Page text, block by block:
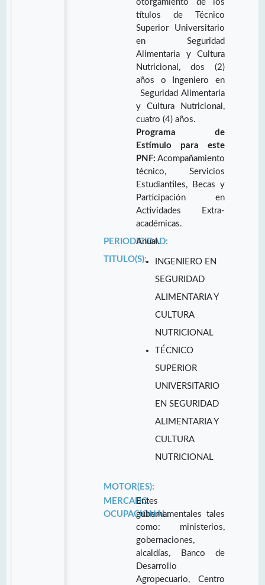
otorgamiento de los
títulos de Técnico
Superior Universitario
en Seguridad
Alimentaria y Cultura
Nutricional, dos (2)
años o Ingeniero en
Seguridad Alimentaria
y Cultura Nutricional,
cuatro (4) años.
Programa de
Estímulo para este
PNF: Acompañamiento
técnico, Servicios
Estudiantiles, Becas y
Participación en
Actividades Extra-
académicas.
PERIODICIDAD:
Anual.
TITULO(S):
INGENIERO EN
SEGURIDAD
ALIMENTARIA Y
CULTURA
NUTRICIONAL
TÉCNICO
SUPERIOR
UNIVERSITARIO
EN SEGURIDAD
ALIMENTARIA Y
CULTURA
NUTRICIONAL
MOTOR(ES):
MERCADO
OCUPACIONAL:
Entes
gubernamentales tales
como: ministerios,
gobernaciones,
alcaldías, Banco de
Desarrollo
Agropecuario, Centro